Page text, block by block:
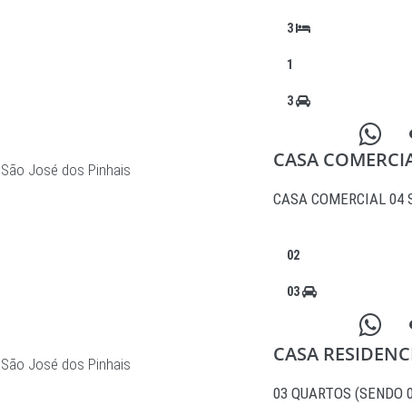
3
1
3
São José dos Pinhais CASA
CASA COMERCIAL
02
03
São José dos Pinhais CASA
03 QUARTOS